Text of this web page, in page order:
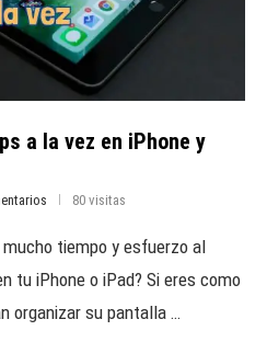
a la vez en iPhone y
80 visitas
tiempo y esfuerzo al
tu iPhone o iPad? Si eres como
organizar su pantalla …